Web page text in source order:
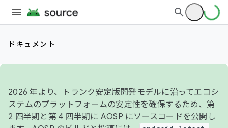
ドキュメント
2026 年より、トランク安定版開発モデルに沿ってエコシ
ステムのプラットフォームの安定性を確保するため、第
2 四半期と第 4 四半期に AOSP にソースコードを公開し